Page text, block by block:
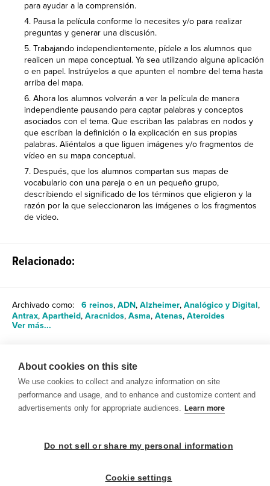
para ayudar a la comprensión.
Pausa la película conforme lo necesites y/o para realizar
preguntas y generar una discusión.
Trabajando independientemente, pídele a los alumnos que
realicen un mapa conceptual. Ya sea utilizando alguna aplicación
o en papel. Instrúyelos a que apunten el nombre del tema hasta
arriba del mapa.
Ahora los alumnos volverán a ver la película de manera
independiente pausando para captar palabras y conceptos
asociados con el tema. Que escriban las palabras en nodos y
que escriban la definición o la explicación en sus propias
palabras. Aliéntalos a que liguen imágenes y/o fragmentos de
vídeo en su mapa conceptual.
Después, que los alumnos compartan sus mapas de
vocabulario con una pareja o en un pequeño grupo,
describiendo el significado de los términos que eligieron y la
razón por la que seleccionaron las imágenes o los fragmentos
de video.
Relacionado:
Archivado como: 6 reinos, ADN, Alzheimer, Analógico y Digital,
Antrax, Apartheid, Aracnidos, Asma, Atenas, Ateroides
Ver más...
Compartir
© 1999-2026 BrainPOP. Todos los derechos reservados.
About cookies on this site
We use cookies to collect and analyze information on site
performance and usage, and to enhance and customize content and
advertisements only for appropriate audiences. Learn more
Do not sell or share my personal information
Cookie settings